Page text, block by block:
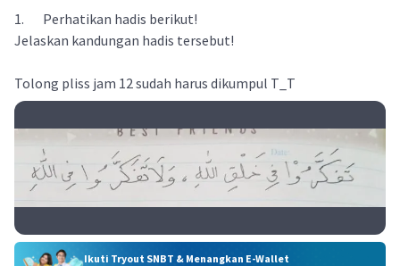
1. Perhatikan hadis berikut!
Jelaskan kandungan hadis tersebut!
Tolong pliss jam 12 sudah harus dikumpul T_T
Ikuti Tryout SNBT & Menangkan E-Wallet